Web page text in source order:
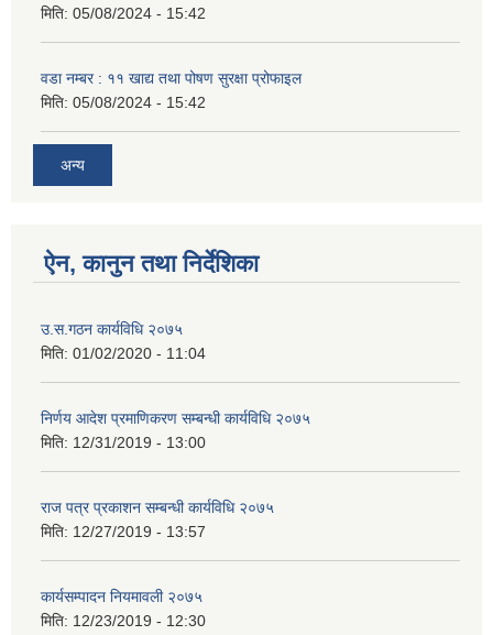
मिति: 05/08/2024 - 15:42
वडा नम्बर : ११ खाद्य तथा पोषण सुरक्षा प्रोफाइल
मिति: 05/08/2024 - 15:42
अन्य
ऐन, कानुन तथा निर्देशिका
उ.स.गठन कार्यविधि २०७५
मिति: 01/02/2020 - 11:04
निर्णय आदेश प्रमाणिकरण सम्बन्धी कार्यविधि २०७५
मिति: 12/31/2019 - 13:00
राज पत्र प्रकाशन सम्बन्धी कार्यविधि २०७५
मिति: 12/27/2019 - 13:57
कार्यसम्पादन नियमावली २०७५
मिति: 12/23/2019 - 12:30